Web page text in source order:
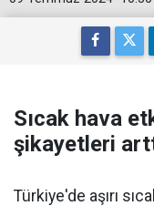
Sıcak hava
şikayetleri
Türkiye'de aşırı